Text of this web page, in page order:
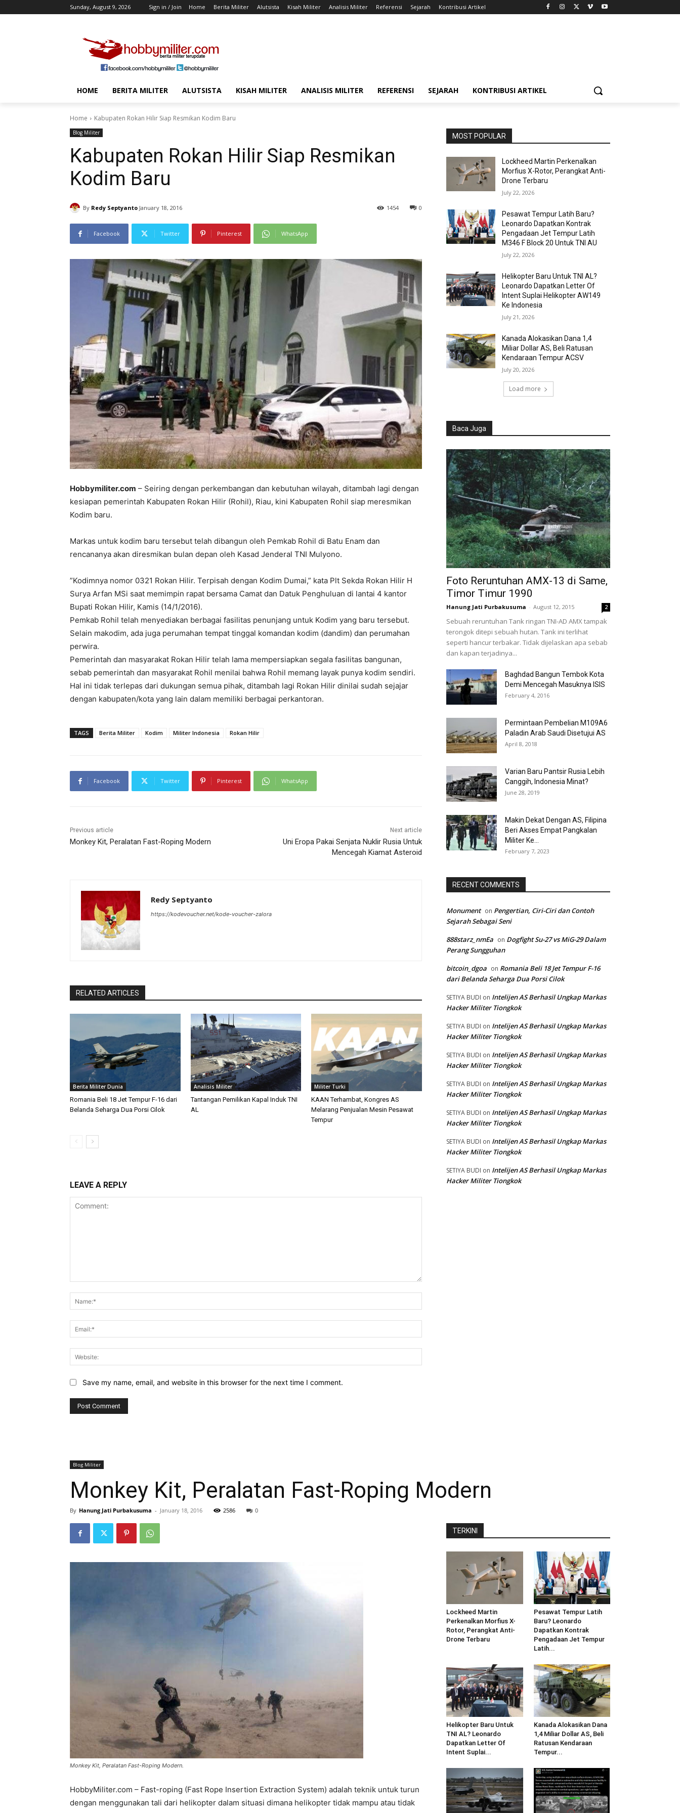
Sunday, August 9, 2026 Sign in / Join Home Berita Militer Alutsista Kisah Militer Analisis Militer Referensi Sejarah Kontribusi Artikel
HOME BERITA MILITER ALUTSISTA KISAH MILITER ANALISIS MILITER REFERENSI SEJARAH KONTRIBUSI ARTIKEL
Home Kabupaten Rokan Hilir Siap Resmikan Kodim Baru
Blog Militer
Kabupaten Rokan Hilir Siap Resmikan
Kodim Baru
By Redy Septyanto January 18, 2016 0
1454
Facebook Twitter Pinterest WhatsApp
Hobbymiliter.com – Seiring dengan perkembangan dan kebutuhan wilayah, ditambah lagi dengan
kesiapan pemerintah Kabupaten Rokan Hilir (Rohil), Riau, kini Kabupaten Rohil siap meresmikan
Kodim baru.
Markas untuk kodim baru tersebut telah dibangun oleh Pemkab Rohil di Batu Enam dan
rencananya akan diresmikan bulan depan oleh Kasad Jenderal TNI Mulyono.
”Kodimnya nomor 0321 Rokan Hilir. Terpisah dengan Kodim Dumai,” kata Plt Sekda Rokan Hilir H
Surya Arfan MSi saat memimpin rapat bersama Camat dan Datuk Penghuluan di lantai 4 kantor
Bupati Rokan Hilir, Kamis (14/1/2016).
Pemkab Rohil telah menyediakan berbagai fasilitas penunjang untuk Kodim yang baru tersebut.
Selain makodim, ada juga perumahan tempat tinggal komandan kodim (dandim) dan perumahan
perwira.
Pemerintah dan masyarakat Rokan Hilir telah lama mempersiapkan segala fasilitas bangunan,
sebab pemerintah dan masyarakat Rohil menilai bahwa Rohil memang layak punya kodim sendiri.
Hal ini tidak terlepas dari dukungan semua pihak, ditambah lagi Rokan Hilir dinilai sudah sejajar
dengan kabupaten/kota yang lain dalam memiliki berbagai perkantoran.
TAGS Berita Militer Kodim Militer Indonesia Rokan Hilir
Facebook Twitter Pinterest WhatsApp
Previous article
Monkey Kit, Peralatan Fast-Roping Modern
Next article
Uni Eropa Pakai Senjata Nuklir Rusia Untuk
Mencegah Kiamat Asteroid
Redy Septyanto
https://kodevoucher.net/kode-voucher-zalora
RELATED ARTICLES
Berita Militer Dunia
Romania Beli 18 Jet Tempur F-16 dari
Belanda Seharga Dua Porsi Cilok
Analisis Militer
Tantangan Pemilikan Kapal Induk TNI
AL
Militer Turki
KAAN Terhambat, Kongres AS
Melarang Penjualan Mesin Pesawat
Tempur
LEAVE A REPLY
Save my name, email, and website in this browser for the next time I comment.
MOST POPULAR
Lockheed Martin Perkenalkan
Morfius X-Rotor, Perangkat Anti-
Drone Terbaru
July 22, 2026
Pesawat Tempur Latih Baru?
Leonardo Dapatkan Kontrak
Pengadaan Jet Tempur Latih
M346 F Block 20 Untuk TNI AU
July 22, 2026
Helikopter Baru Untuk TNI AL?
Leonardo Dapatkan Letter Of
Intent Suplai Helikopter AW149
Ke Indonesia
July 21, 2026
Kanada Alokasikan Dana 1,4
Miliar Dollar AS, Beli Ratusan
Kendaraan Tempur ACSV
July 20, 2026
Load more
Baca Juga
Foto Reruntuhan AMX-13 di Same,
Timor Timur 1990
Hanung Jati Purbakusuma - August 12, 2015 2
Sebuah reruntuhan Tank ringan TNI-AD AMX tampak
terongok ditepi sebuah hutan. Tank ini terlihat
seperti hancur terbakar. Tidak dijelaskan apa sebab
dan kapan terjadinya...
Baghdad Bangun Tembok Kota
Demi Mencegah Masuknya ISIS
February 4, 2016
Permintaan Pembelian M109A6
Paladin Arab Saudi Disetujui AS
April 8, 2018
Varian Baru Pantsir Rusia Lebih
Canggih, Indonesia Minat?
June 28, 2019
Makin Dekat Dengan AS, Filipina
Beri Akses Empat Pangkalan
Militer Ke...
February 7, 2023
RECENT COMMENTS
Monument on Pengertian, Ciri-Ciri dan Contoh
Sejarah Sebagai Seni
888starz_nmEa on Dogfight Su-27 vs MiG-29 Dalam
Perang Sungguhan
bitcoin_dgoa on Romania Beli 18 Jet Tempur F-16
dari Belanda Seharga Dua Porsi Cilok
SETIYA BUDI on Intelijen AS Berhasil Ungkap Markas
Hacker Militer Tiongkok
SETIYA BUDI on Intelijen AS Berhasil Ungkap Markas
Hacker Militer Tiongkok
SETIYA BUDI on Intelijen AS Berhasil Ungkap Markas
Hacker Militer Tiongkok
SETIYA BUDI on Intelijen AS Berhasil Ungkap Markas
Hacker Militer Tiongkok
SETIYA BUDI on Intelijen AS Berhasil Ungkap Markas
Hacker Militer Tiongkok
SETIYA BUDI on Intelijen AS Berhasil Ungkap Markas
Hacker Militer Tiongkok
SETIYA BUDI on Intelijen AS Berhasil Ungkap Markas
Hacker Militer Tiongkok